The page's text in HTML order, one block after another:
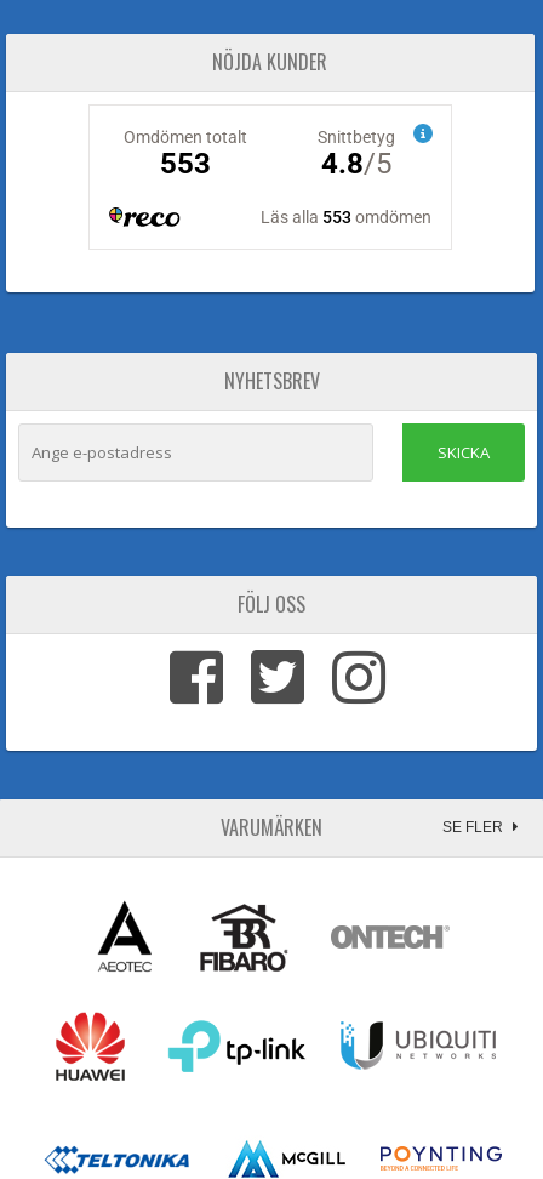
NÖJDA KUNDER
NYHETSBREV
SKICKA
FÖLJ OSS
VARUMÄRKEN SE FLER